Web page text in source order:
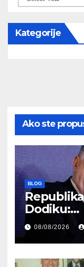
Kategorije
Ako ste
BLOG
Dodiku:
kultura
08/08/2026